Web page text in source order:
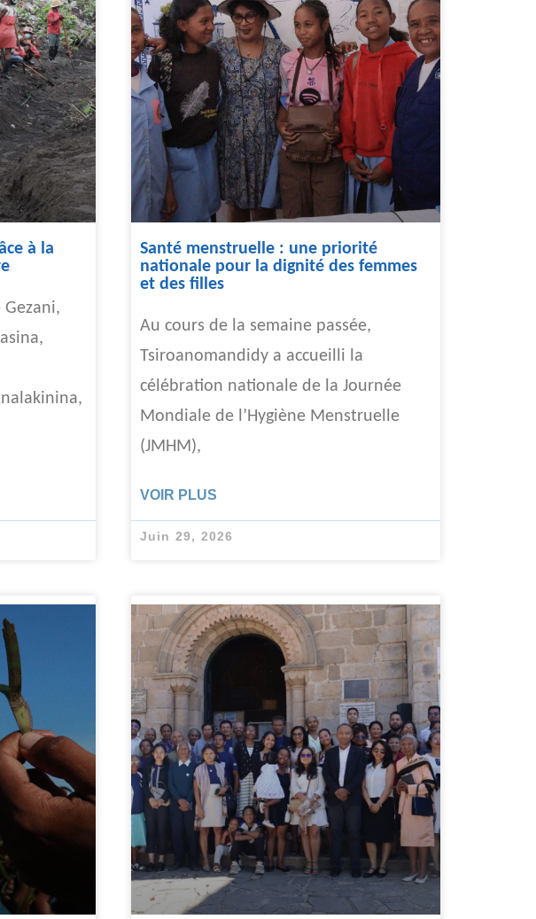
à la
Gezani,
Santé menstruelle : une priorité
nationale pour la dignité des femmes
et des filles
Au cours de la semaine passée,
Tsiroanomandidy a accueilli la
célébration nationale de la Journée
Mondiale de l’Hygiène Menstruelle
(JMHM),
VOIR PLUS
Juin 29, 2026